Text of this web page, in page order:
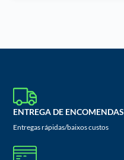
ENTREGA DE ENCOMENDAS
Entregas rápidas/baixos custos